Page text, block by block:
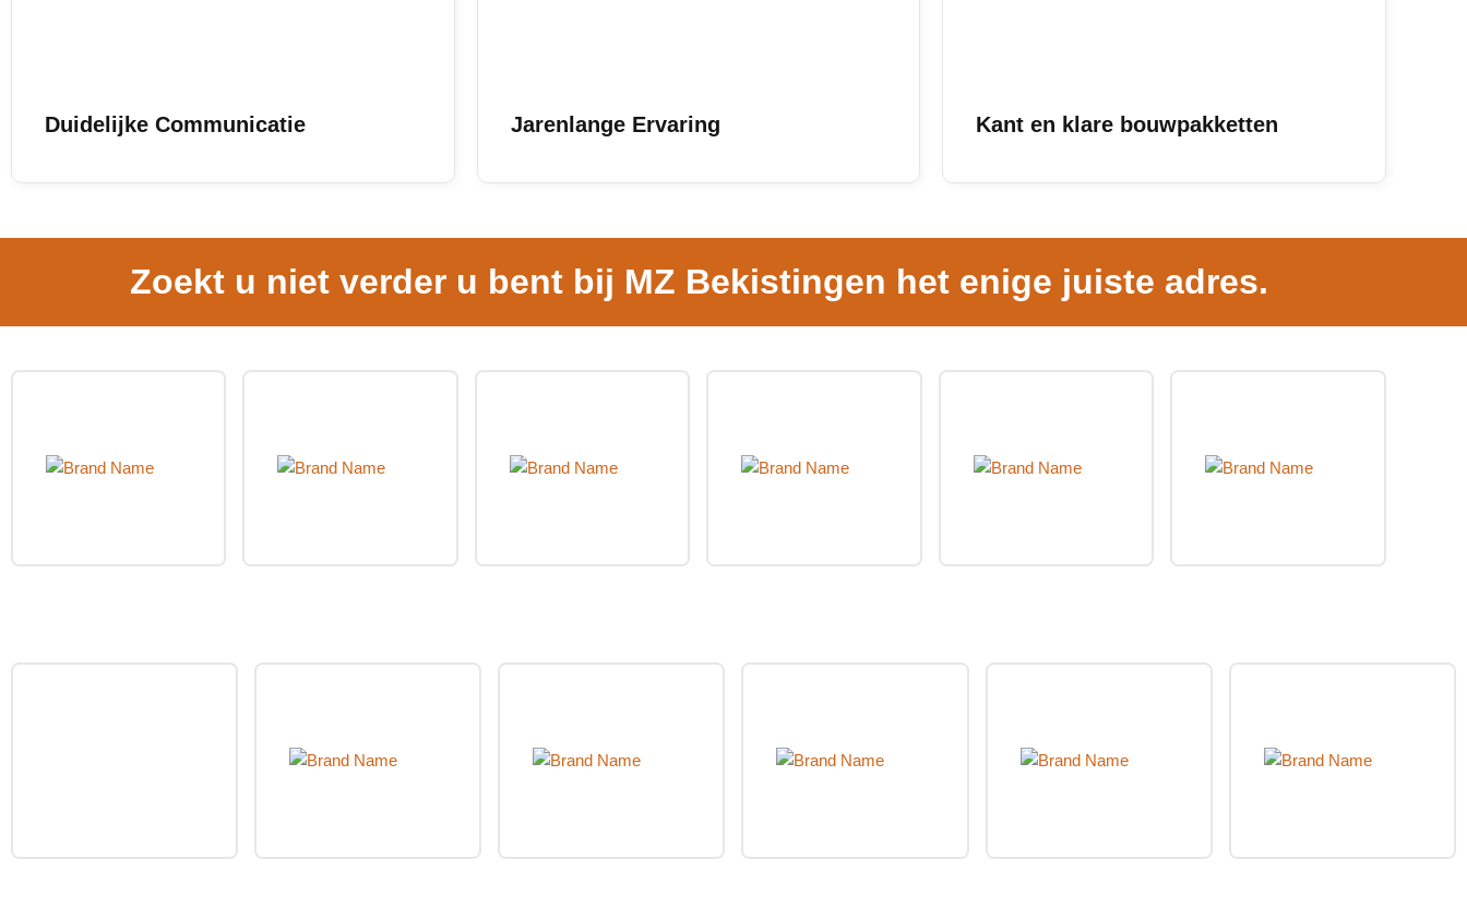
Duidelijke Communicatie Jarenlange Ervaring Kant en klare bouwpakketten
Zoekt u niet verder u bent bij MZ Bekistingen het enige juiste adres.